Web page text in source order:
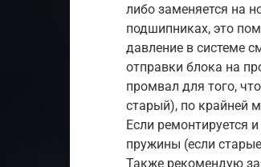
либо заменяется на
подшипниках, это
давление в системе
отправки блока на
промвал для того,
старый), по крайней
Если ремонтируется
пружины (если
Также рекомендую